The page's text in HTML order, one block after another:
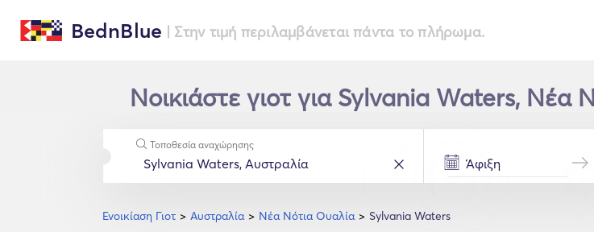
BednBlue | Στην τιμή περιλαμβάνεται πάντα το πλήρωμα.
Νοικιάστε γιοτ για Sylvania Waters, Νέα
Ενοικίαση Γιοτ Αυστραλία Νέα Νότια Ουαλία Sylvania Waters
Τοποθεσία αναχώρησης